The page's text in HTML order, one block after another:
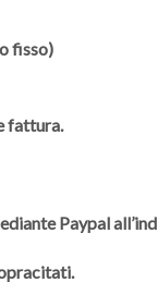
fisso)
fattura.
Paypal